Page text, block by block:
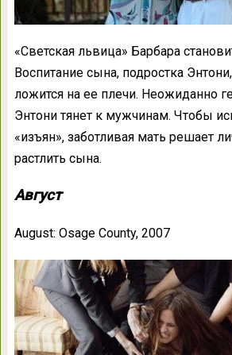
«Светская львица» Барбара
Воспитание сына, подростка
ложится на ее плечи. Неожиданно
Энтони тянет к мужчинам. Чтобы
«изъян», заботливая мать решает
растлить сына.
Август
August: Osage County, 2007